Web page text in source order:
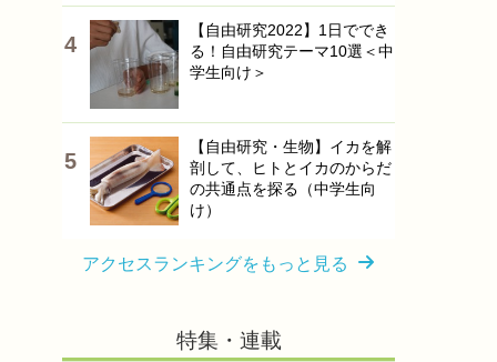
【自由研究2022】1日ででき
る！自由研究テーマ10選＜中
学生向け＞
【自由研究・生物】イカを解
剖して、ヒトとイカのからだ
の共通点を探る（中学生向
け）
アクセスランキングをもっと見る
特集・連載